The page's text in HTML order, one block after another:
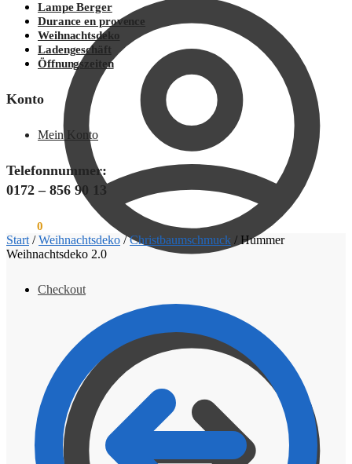
Checkout
Lampe Berger
Durance en provence
Weihnachtsdeko
Ladengeschäft
Öffnungszeiten
Konto
Mein Konto
Telefonnummer:
0172 – 856 90 13
0
Start /Weihnachtsdeko /Christbaumschmuck / Hummer
Weihnachtsdeko 2.0